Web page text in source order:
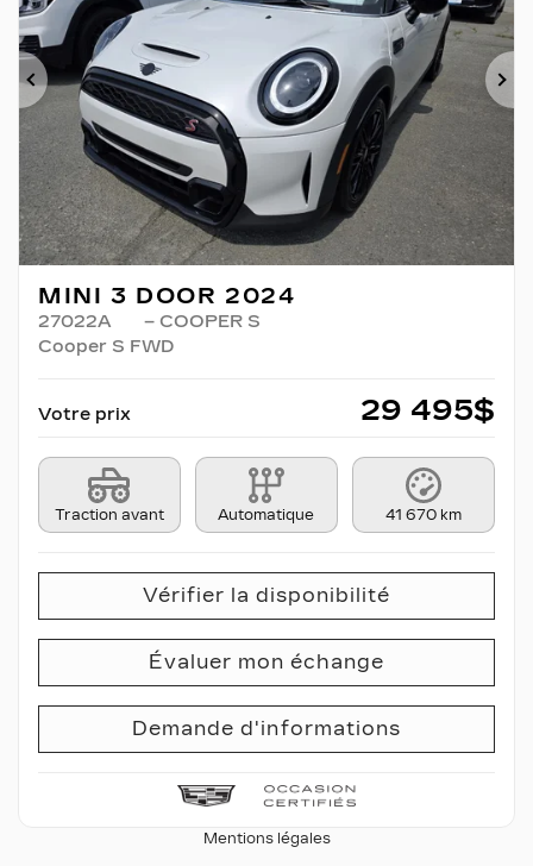
Précédent
MINI 3 DOOR 2024
27022A
– COOPER S
Cooper S FWD
Votre prix 29 495$
Traction avant Automatique 41 670 km
Vérifier la disponibilité
Évaluer mon échange
Demande d'informations
Mentions légales